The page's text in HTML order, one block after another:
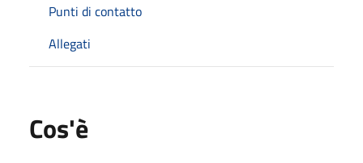
Punti di contatto
Allegati
Cos'è